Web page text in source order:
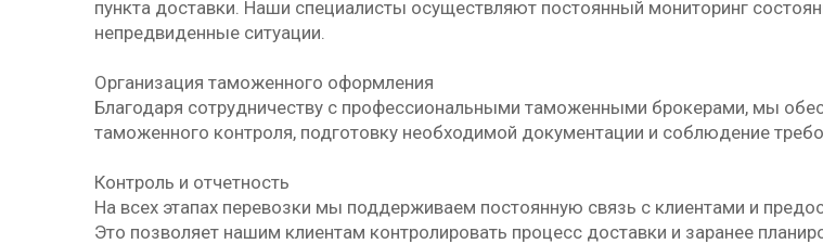
пункта доставки. Наши специалисты осуществляют постоянный мониторинг
непредвиденные ситуации.
Организация таможенного оформления
Благодаря сотрудничеству с профессиональными таможенными брокерами, мы
таможенного контроля, подготовку необходимой документации и соблюдение
Контроль и отчетность
На всех этапах перевозки мы поддерживаем постоянную связь с клиентами и
Это позволяет нашим клиентам контролировать процесс доставки и заранее